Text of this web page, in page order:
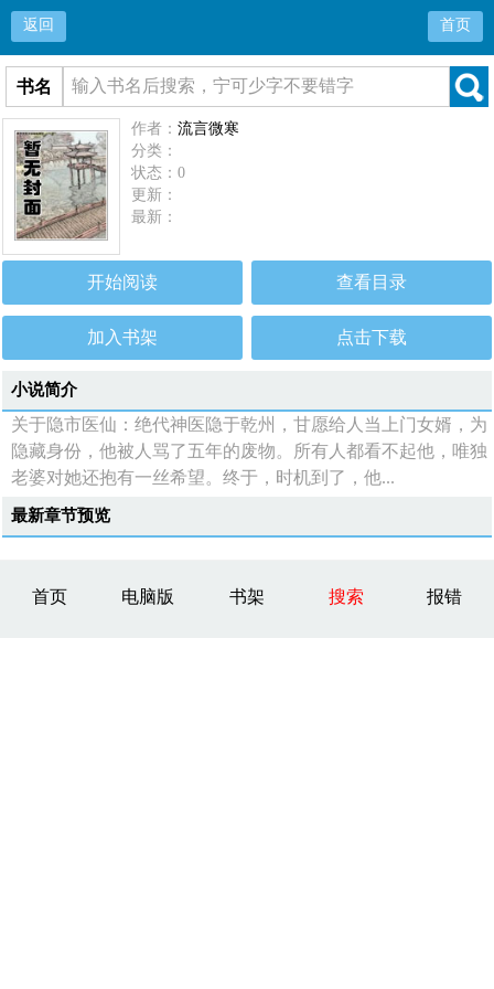
返回 首页
书名
作者：流言微寒
分类：
状态：0
更新：
最新：
开始阅读 查看目录
加入书架 点击下载
小说简介
关于隐市医仙：绝代神医隐于乾州，甘愿给人当上门女婿，为
隐藏身份，他被人骂了五年的废物。所有人都看不起他，唯独
老婆对她还抱有一丝希望。终于，时机到了，他...
最新章节预览
首页 电脑版 书架 搜索 报错